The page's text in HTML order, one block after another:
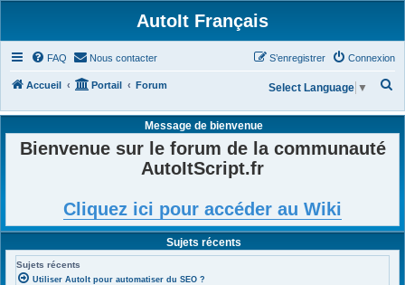
AutoIt Français
FAQ Nous contacter Connexion
S’enregistrer
Accueil Portail Forum
h
Select Language ▼
Message de bienvenue
Bienvenue sur le forum de la communauté
AutoItScript.fr
Cliquez ici pour accéder au Wiki
Sujets récents
Sujets récents
Utiliser AutoIt pour automatiser du SEO ?